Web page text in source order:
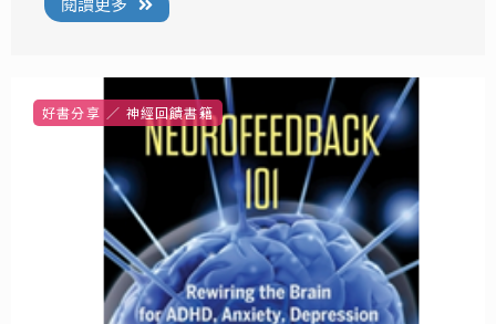
閱讀更多
好書分享 神經回饋書籍